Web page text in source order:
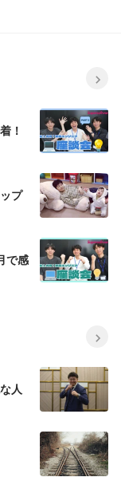
！
プ
で感
人